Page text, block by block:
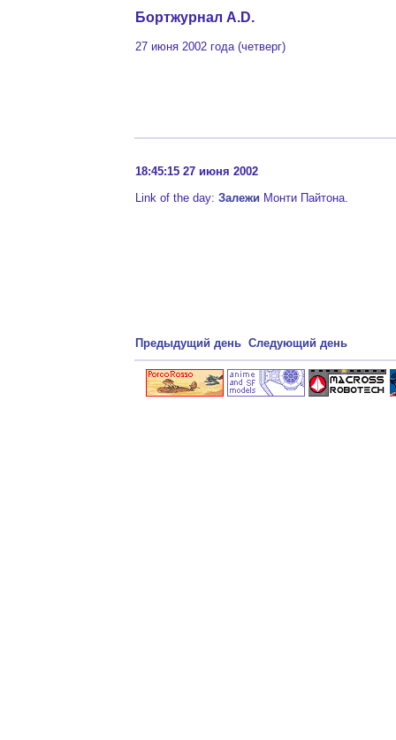
Бортжурнал A.D.
27 июня 2002 года (четверг)
18:45:15 27 июня 2002
Link of the day: Залежи Монти Пайтона.
Предыдущий день Следующий день